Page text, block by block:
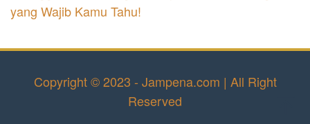
yang Wajib Kamu Tahu!
Copyright © 2023 - Jampena.com | All Right
Reserved